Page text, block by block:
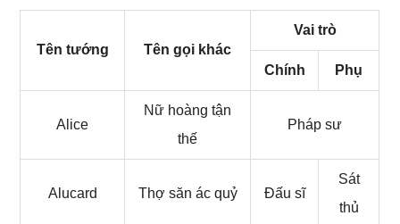
Tên tướng Tên gọi khác
Vai trò
Chính Phụ
Alice
Nữ hoàng tận
thế
Pháp sư
Alucard Thợ săn ác quỷ Đấu sĩ
Sát
thủ